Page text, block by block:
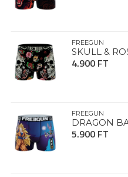
FREEGUN
SKULL &
4.900 FT
FREEGUN
DRAGON
5.900 FT